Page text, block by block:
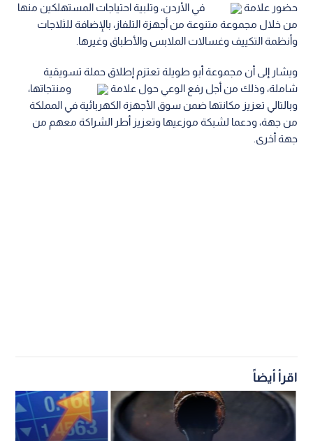
حضور علامة
في الأردن، وتلبية احتياجات المستهلكين منها
من خلال مجموعة متنوعة من أجهزة التلفاز، بالإضافة للثلاجات
وأنظمة التكييف وغسالات الملابس والأطباق وغيرها.
ويشار إلى أن مجموعة أبو طويلة تعتزم إطلاق حملة تسويقية
شاملة، وذلك من أجل رفع الوعي حول علامة
ومنتجاتها،
وبالتالي تعزيز مكانتها ضمن سوق الأجهزة الكهربائية في المملكة
من جهة، ودعما لشبكة موزعيها وتعزيز أطر الشراكة معهم من
جهة أخرى.
اقرأ أيضاً